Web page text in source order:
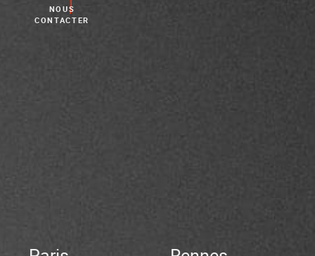
NOUS
CONTACTER